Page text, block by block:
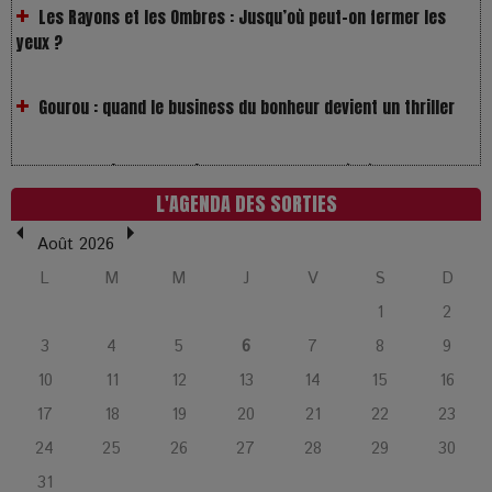
Gourou : quand le business du bonheur devient un thriller
LOL 2.0 : aimer, grandir et se comprendre à l’ère des
L’Affaire Bojarski : entre faux billets et vraie tragédie
humaine
L’or blanc à la croisée des chemins : Rumilly interroge
La Femme de Ménage : Plongez dans le thriller
psychologique qui a conquis le monde !
La Condition : Sous le vernis de la bourgeoisie, la violence
L'AGENDA DES SORTIES
Août 2026
L
M M J V S
D
1
2
3
4 5 6 7 8
9
10
11 12 13 14 15
16
17
18 19 20 21 22
23
24
25 26 27 28 29
30
31